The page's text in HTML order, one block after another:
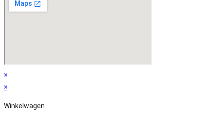
×
×
Winkelwagen